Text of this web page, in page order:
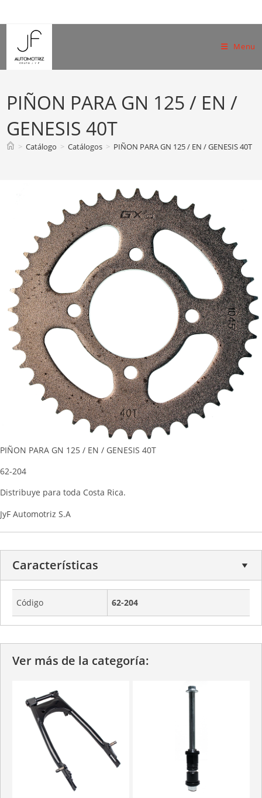
to
content
Menu
PIÑON PARA GN 125 / EN /
GENESIS 40T
> Catálogo > Catálogos > PIÑON PARA GN 125 / EN / GENESIS 40T
PIÑON PARA GN 125 / EN / GENESIS 40T
62-204
Distribuye para toda Costa Rica.
JyF Automotriz S.A
Características
Código 62-204
Ver más de la categoría: